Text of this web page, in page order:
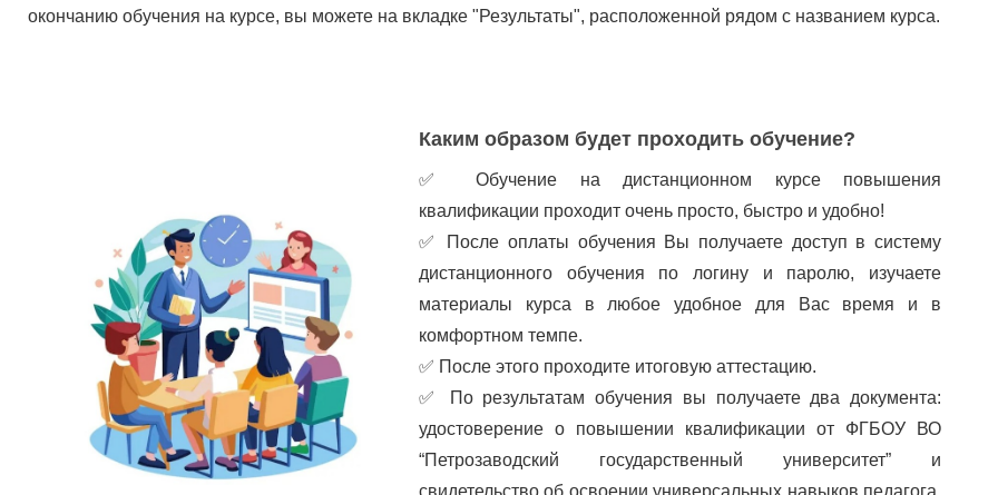
окончанию обучения на курсе, вы можете на вкладке "Результаты", расположенной рядом с названием курса.
Каким образом будет проходить обучение?
✅ Обучение на дистанционном курсе повышения
квалификации проходит очень просто, быстро и удобно!
✅ После оплаты обучения Вы получаете доступ в систему
дистанционного обучения по логину и паролю, изучаете
материалы курса в любое удобное для Вас время и в
комфортном темпе.
✅ После этого проходите итоговую аттестацию.
✅
По результатам обучения вы получаете два документа:
удостоверение о повышении квалификации от ФГБОУ ВО
“Петрозаводский государственный университет” и
свидетельство об освоении универсальных навыков педагога